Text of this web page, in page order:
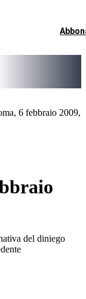
6 febbraio 2009,
del diniego